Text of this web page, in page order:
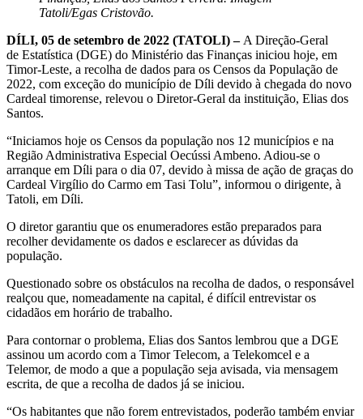
Tatoli/Egas Cristovão.
DÍLI, 05 de setembro de 2022 (TATOLI) – A Direção-Geral
de Estatística (DGE) do Ministério das Finanças iniciou hoje, em
Timor-Leste, a recolha de dados para os Censos da População de
2022, com exceção do município de Díli devido à chegada do novo
Cardeal timorense, relevou o Diretor-Geral da instituição, Elias dos
Santos.
“Iniciamos hoje os Censos da população nos 12 municípios e na
Região Administrativa Especial Oecússi Ambeno. Adiou-se o
arranque em Díli para o dia 07, devido à missa de ação de graças do
Cardeal Virgílio do Carmo em Tasi Tolu”, informou o dirigente, à
Tatoli, em Díli.
O diretor garantiu que os enumeradores estão preparados para
recolher devidamente os dados e esclarecer as dúvidas da
população.
Questionado sobre os obstáculos na recolha de dados, o responsável
realçou que, nomeadamente na capital, é difícil entrevistar os
cidadãos em horário de trabalho.
Para contornar o problema, Elias dos Santos lembrou que a DGE
assinou um acordo com a Timor Telecom, a Telekomcel e a
Telemor, de modo a que a população seja avisada, via mensagem
escrita, de que a recolha de dados já se iniciou.
“Os habitantes que não forem entrevistados, poderão também enviar